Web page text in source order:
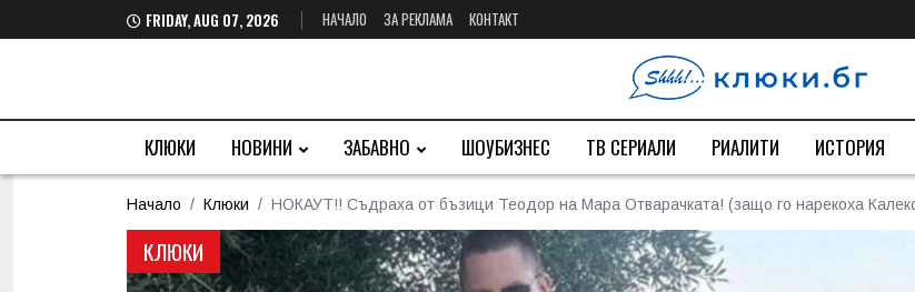
FRIDAY, AUG 07, 2026 НАЧАЛО ЗА РЕКЛАМА КОНТАКТ
КЛЮКИ НОВИНИ ЗАБАВНО ШОУБИЗНЕС ТВ СЕРИАЛИ РИАЛИТИ ИСТОРИЯ
Начало Клюки НОКАУТ!! Съдраха от бъзици Теодор на Мара Отварачката! (защо го нарекоха
КЛЮКИ